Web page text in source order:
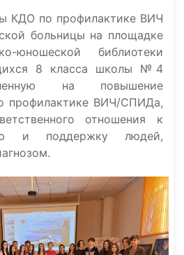
КДО по профилактике ВИЧ
больницы на площадке
юношеской библиотеки
8 класса школы №4
на повышение
профилактике ВИЧ/СПИДа,
отношения к
и поддержку людей,